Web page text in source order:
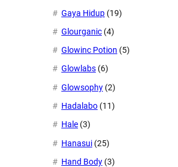
Gaya Hidup (19)
Glourganic (4)
Glowinc Potion (5)
Glowlabs (6)
Glowsophy (2)
Hadalabo (11)
Hale (3)
Hanasui (25)
Hand Body (3)